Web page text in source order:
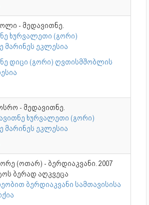
- მედავითნე.
ხურვალეთი (გორი)
მარინეს ეკლესია
დიცი (გორი) ღვთისმშობლის
- მედავითნე.
ხურვალეთი (გორი)
მარინეს ეკლესია
(ოთარ) - ბერდიაკვანი. 2007
ბერად აღკვეცა
ბერდიაკვანი სამთავისისა